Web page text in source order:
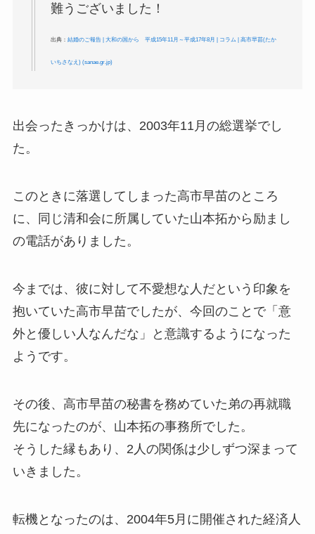
難うございました！
出典： 結婚のご報告 | 大和の国から 平成15年11月～平成17年8月 | コラム | 高市早苗(たか
いちさなえ) (sanae.gr.jp)
出会ったきっかけは、2003年11月の総選挙でし
た。
このときに落選してしまった高市早苗のところ
に、同じ清和会に所属していた山本拓から励まし
の電話がありました。
今までは、彼に対して不愛想な人だという印象を
抱いていた高市早苗でしたが、今回のことで「意
外と優しい人なんだな」と意識するようになった
ようです。
その後、高市早苗の秘書を務めていた弟の再就職
先になったのが、山本拓の事務所でした。
そうした縁もあり、2人の関係は少しずつ深まって
いきました。
転機となったのは、2004年5月に開催された経済人